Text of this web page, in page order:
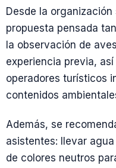
Desde la
propuesta pensada
la observación de
experiencia previa,
operadores turísticos
contenidos
Además, se
asistentes: llevar
de colores neutros